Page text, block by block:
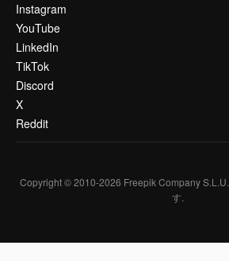
Instagram
YouTube
LinkedIn
TikTok
Discord
X
Reddit
Copyright © 2010-2026 Freepik Company S.L.U.
す.